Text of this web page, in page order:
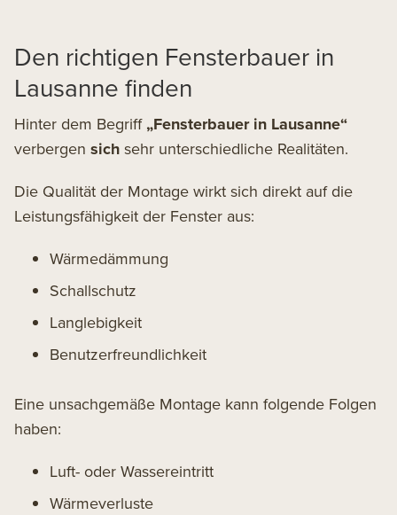
Den richtigen Fensterbauer in
Lausanne finden
Hinter dem Begriff „Fensterbauer in Lausanne“
verbergen sich sehr unterschiedliche Realitäten.
Die Qualität der Montage wirkt sich direkt auf die
Leistungsfähigkeit der Fenster aus:
Wärmedämmung
Schallschutz
Langlebigkeit
Benutzerfreundlichkeit
Eine unsachgemäße Montage kann folgende Folgen
haben:
Luft- oder Wassereintritt
Wärmeverluste